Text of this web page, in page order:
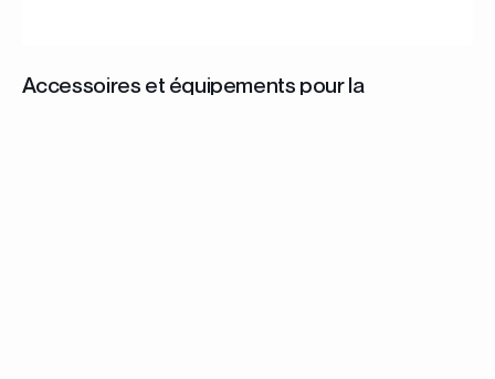
Accessoires et équipements pour la